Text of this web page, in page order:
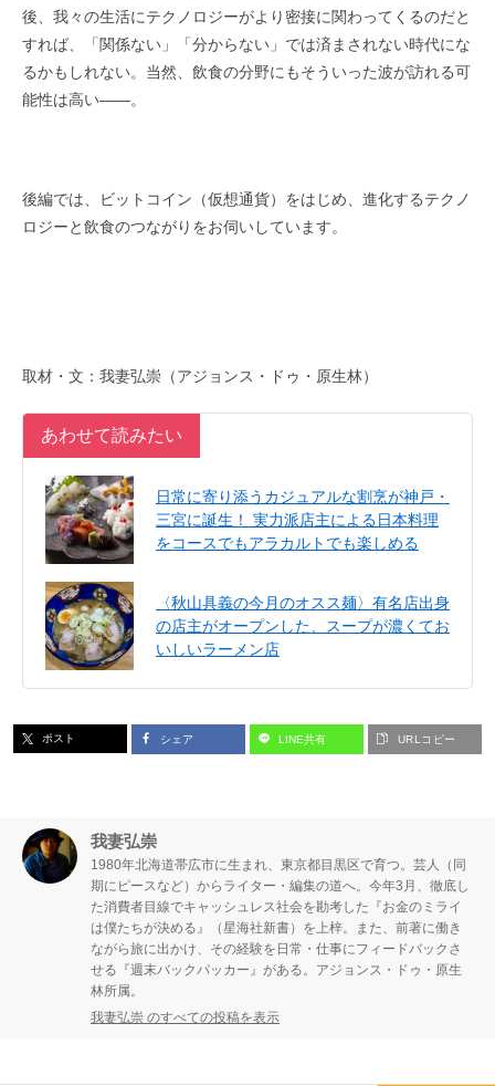
後、我々の生活にテクノロジーがより密接に関わってくるのだと
すれば、「関係ない」「分からない」では済まされない時代にな
るかもしれない。当然、飲食の分野にもそういった波が訪れる可
能性は高い――。
後編では、ビットコイン（仮想通貨）をはじめ、進化するテクノ
ロジーと飲食のつながりをお伺いしています。
取材・文：我妻弘崇（アジョンス・ドゥ・原生林）
あわせて読みたい
日常に寄り添うカジュアルな割烹が神戸・
三宮に誕生！ 実力派店主による日本料理
をコースでもアラカルトでも楽しめる
〈秋山具義の今月のオスス麺〉有名店出身
の店主がオープンした、スープが濃くてお
いしいラーメン店
ポスト シェア LINE共有 URLコピー
我妻弘崇
1980年北海道帯広市に生まれ、東京都目黒区で育つ。芸人（同
期にピースなど）からライター・編集の道へ。今年3月、徹底し
た消費者目線でキャッシュレス社会を勘考した『お金のミライ
は僕たちが決める』（星海社新書）を上梓。また、前著に働き
ながら旅に出かけ、その経験を日常・仕事にフィードバックさ
せる『週末バックパッカー』がある。アジョンス・ドゥ・原生
林所属。
我妻弘崇 のすべての投稿を表示